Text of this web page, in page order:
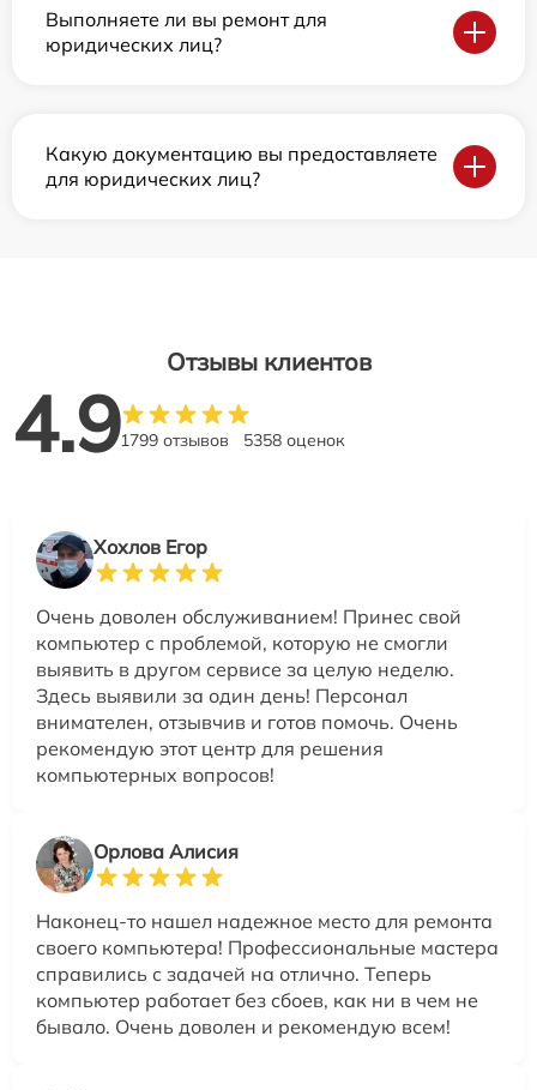
Выполняете ли вы ремонт для
юридических лиц?
Какую документацию вы предоставляете
для юридических лиц?
Отзывы клиентов
4.91799 отзывов 5358 оценок
Хохлов Егор
Очень доволен обслуживанием! Принес свой
компьютер с проблемой, которую не смогли
выявить в другом сервисе за целую неделю.
Здесь выявили за один день! Персонал
внимателен, отзывчив и готов помочь. Очень
рекомендую этот центр для решения
компьютерных вопросов!
Орлова Алисия
Наконец-то нашел надежное место для ремонта
своего компьютера! Профессиональные мастера
справились с задачей на отлично. Теперь
компьютер работает без сбоев, как ни в чем не
бывало. Очень доволен и рекомендую всем!